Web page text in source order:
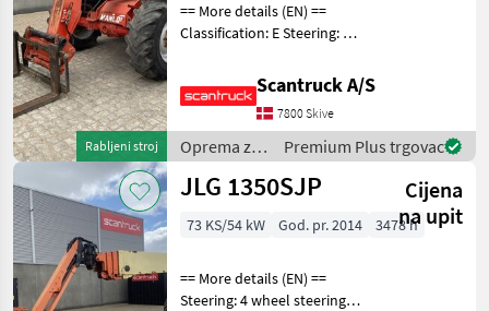
Rabljeni stroj
== More details (EN) ==
Classification: E Steering: 4
equipment, forks: Gafler
Wheel front brand: Dunlop
Wheel front type: Tractor
patern
Scantruck A/S
7800 Skive
Oprema za
uređenje
drveća /
Premium Plus trgovac
JLG 1350SJP
Cijena
na upit
73 KS/54 kW God. pr. 2014 3478 h
== More details (EN) ==
Steering: 4 wheel steering